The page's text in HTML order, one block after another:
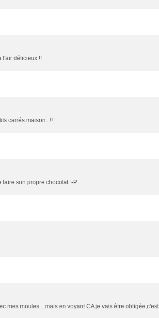
l'air délicieux !!
carrés maison...!!
faire son propre chocolat :-P
mes moules ...mais en voyant CA je vais être obligée,c'est